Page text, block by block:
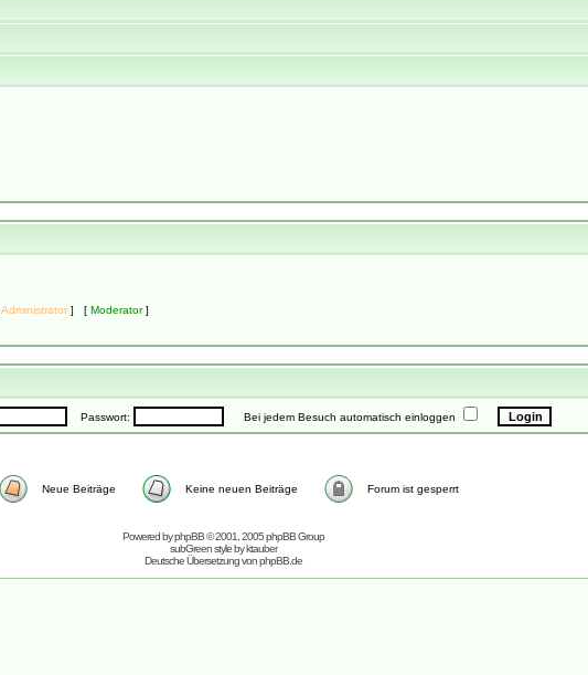
Administrator ] [ Moderator]
Passwort: Bei jedem Besuch automatisch einloggen
Neue Beiträge Keine neuen Beiträge Forum ist gesperrt
Powered byphpBB© 2001, 2005 phpBB Group
subGreen style byktauber
Deutsche Übersetzung vonphpBB.de